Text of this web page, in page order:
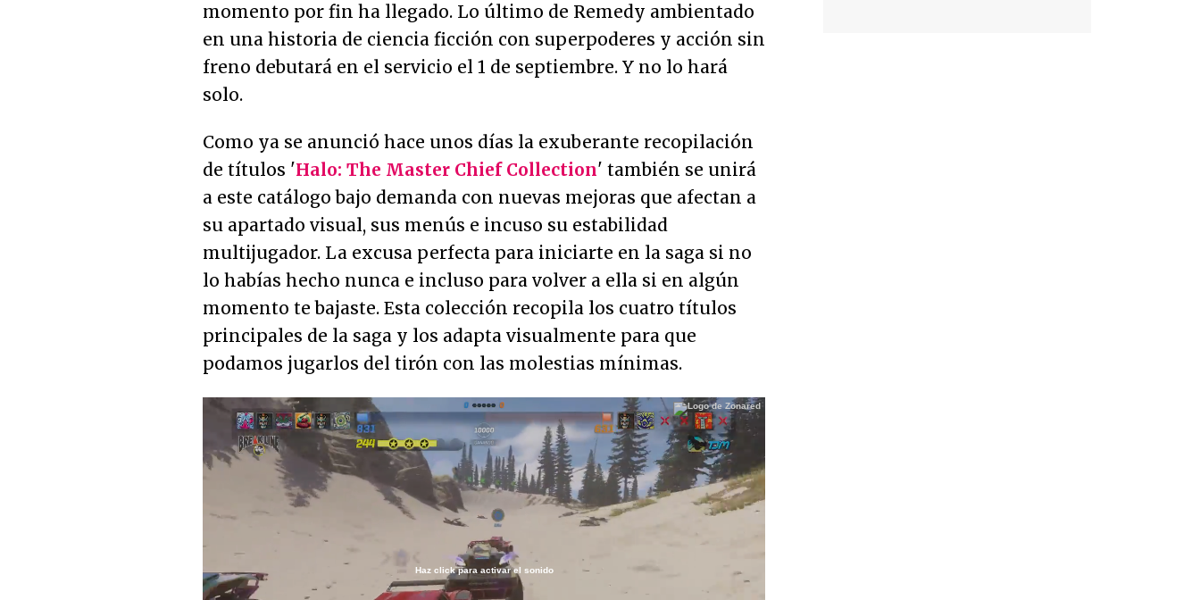
momento por fin ha llegado. Lo último de Remedy ambientado
en una historia de ciencia ficción con superpoderes y acción sin
freno debutará en el servicio el 1 de septiembre. Y no lo hará
solo.
Como ya se anunció hace unos días la exuberante recopilación
de títulos 'Halo: The Master Chief Collection' también se unirá
a este catálogo bajo demanda con nuevas mejoras que afectan a
su apartado visual, sus menús e incuso su estabilidad
multijugador. La excusa perfecta para iniciarte en la saga si no
lo habías hecho nunca e incluso para volver a ella si en algún
momento te bajaste. Esta colección recopila los cuatro títulos
principales de la saga y los adapta visualmente para que
podamos jugarlos del tirón con las molestias mínimas.
Haz click para activar el sonido